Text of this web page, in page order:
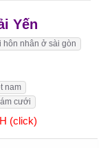
Yến
hôn nhân ở sài gòn
nam
cưới
(click)